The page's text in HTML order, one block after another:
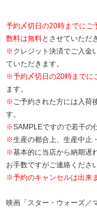
予約〆切日の20時までにご
数料は無料とさせていただ
※クレジット決済でご入金
ていただきます。
※予約〆切日の20時までに
ます。
※ご予約された方には入荷
す。
※SAMPLEですので若干の
※生産の都合上、生産中止
※基本的に当店から納期遅
お手数ですがご連絡ください
※予約のキャンセルは出来
映画「スター・ウォーズ／